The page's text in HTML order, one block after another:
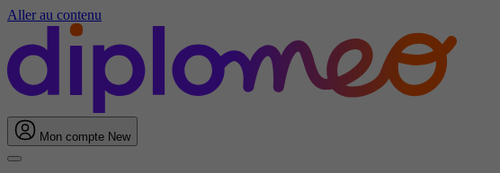
Aller au contenu
Mon compte New